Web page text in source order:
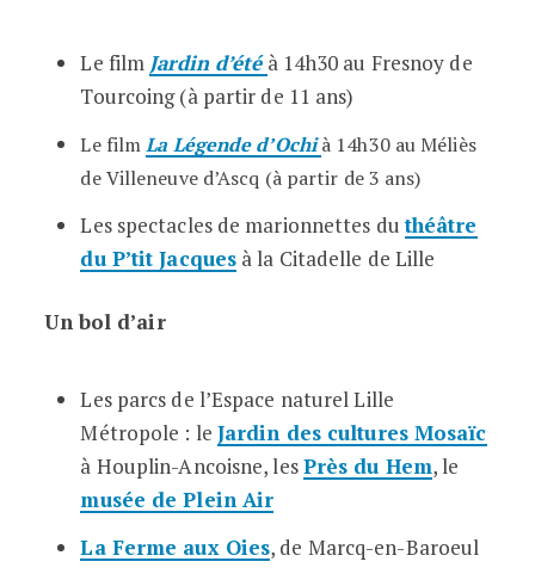
Le film Jardin d’été à 14h30 au Fresnoy de
Tourcoing (à partir de 11 ans)
Le filmLa Légende d’Ochi à 14h30 au Méliès
de Villeneuve d’Ascq (à partir de 3 ans)
Les spectacles de marionnettes duthéâtre
du P’tit Jacques à la Citadelle de Lille
Un bol d’air
Les parcs de l’Espace naturel Lille
Métropole : le Jardin des cultures Mosaïc
à Houplin-Ancoisne, lesPrès du Hem, le
musée de Plein Air
La Ferme aux Oies, de Marcq-en-Baroeul